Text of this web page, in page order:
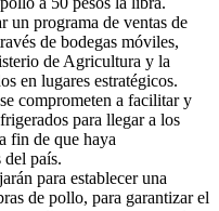
un programa de ventas de
de bodegas móviles,
de Agricultura y la
en lugares estratégicos.
comprometen a facilitar y
para llegar a los
fin de que haya
del país.
para establecer una
de pollo, para garantizar el